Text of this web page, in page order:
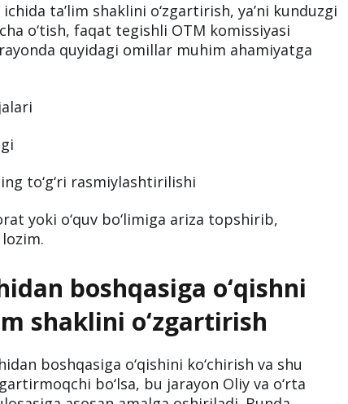
ta’lim shaklini o‘zgartirish, ya’ni kunduzgi
o‘tish, faqat tegishli OTM komissiyasi
quyidagi omillar muhim ahamiyatga
to‘g‘ri rasmiylashtirilishi
yoki o‘quv bo‘limiga ariza topshirib,
boshqasiga o‘qishni
shaklini o‘zgartirish
boshqasiga o‘qishini ko‘chirish va shu
bo‘lsa, bu jarayon Oliy va o‘rta